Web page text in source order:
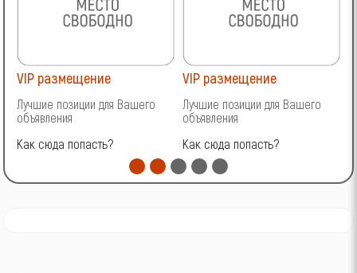
VIP размещение
Лучшие позиции для Вашего
объявления
Как сюда попасть?
VIP размещение
Лучшие позиции для Вашего
объявления
Как сюда попасть?